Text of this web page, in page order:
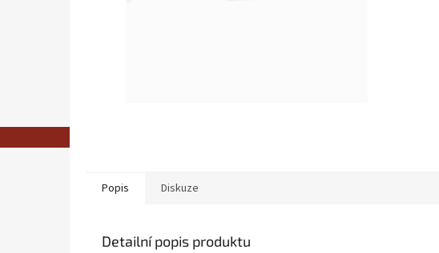
Popis Diskuze
Detailní popis produktu